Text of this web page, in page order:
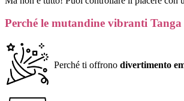
Perché le mutandine vibranti
Perché ti offrono divertimento